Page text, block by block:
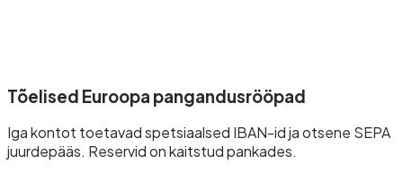
Tõelised Euroopa pangandusrööpad
Iga kontot toetavad spetsiaalsed IBAN-id ja otsene SEPA
juurdepääs. Reservid on kaitstud pankades.